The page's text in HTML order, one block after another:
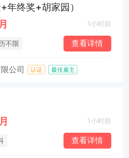
年终奖+胡家园）
1小时前
不限 查看详情
公司 认证 最佳雇主
1小时前
查看详情